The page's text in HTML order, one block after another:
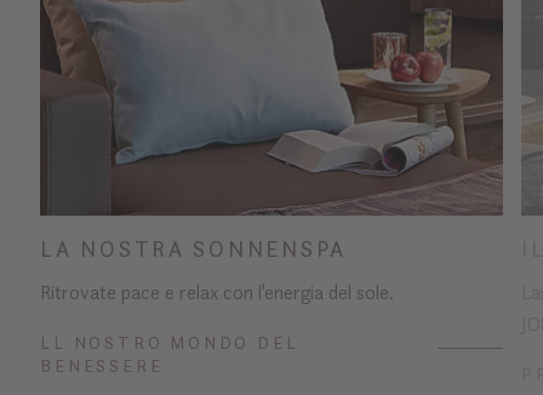
LA NOSTRA SONNENSPA
Ritrovate pace e relax con l'energia del sole.
LL NOSTRO MONDO DEL
BENESSERE